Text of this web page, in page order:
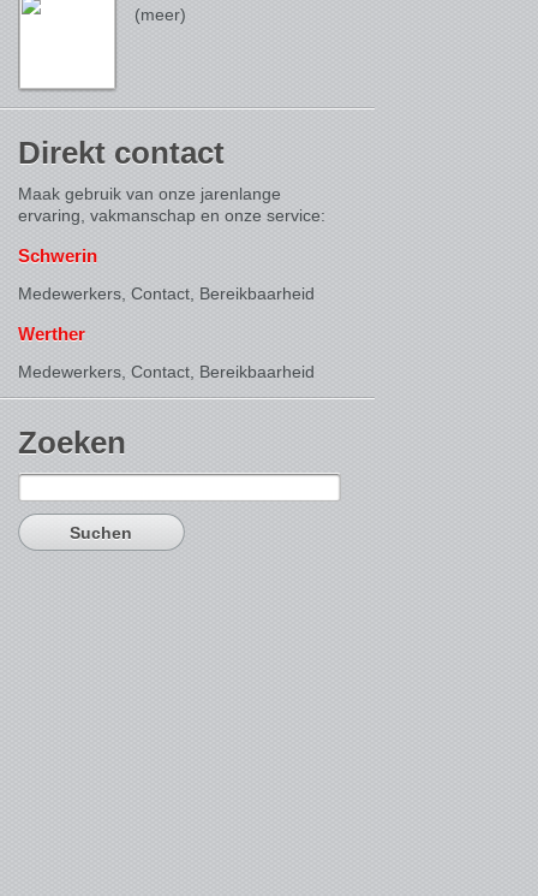
(meer)
Direkt contact
Maak gebruik van onze jarenlange
ervaring, vakmanschap en onze service:
Schwerin
Medewerkers, Contact, Bereikbaarheid
Werther
Medewerkers, Contact, Bereikbaarheid
Zoeken
Suchen
nach: